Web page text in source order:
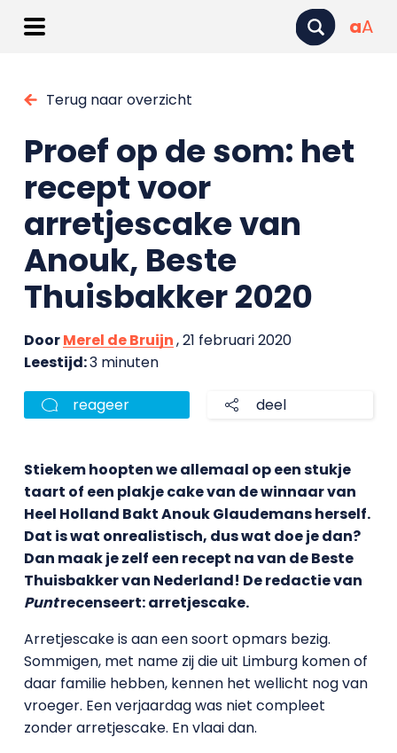
aA
Terug naar overzicht
Proef op de som: het
recept voor
arretjescake van
Anouk, Beste
Thuisbakker 2020
DoorMerel de Bruijn, 21 februari 2020
Leestijd:3 minuten
reageer deel
Stiekem hoopten we allemaal op een stukje
taart of een plakje cake van de winnaar van
Heel Holland Bakt Anouk Glaudemans herself.
Dat is wat onrealistisch, dus wat doe je dan?
Dan maak je zelf een recept na van de Beste
Thuisbakker van Nederland! De redactie van
Puntrecenseert: arretjescake.
Arretjescake is aan een soort opmars bezig.
Sommigen, met name zij die uit Limburg komen of
daar familie hebben, kennen het wellicht nog van
vroeger. Een verjaardag was niet compleet
zonder arretjescake. En vlaai dan.